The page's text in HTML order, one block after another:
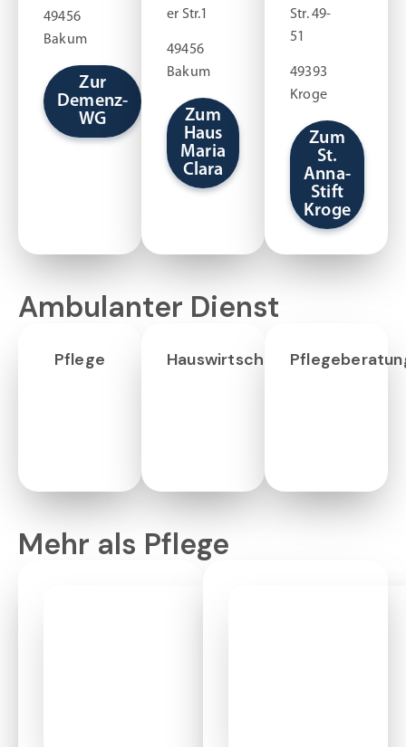
49456
Bakum
Zur
Demenz-
WG
er Str.1
49456
Bakum
Zum
Haus
Maria
Clara
Str. 49-
51
49393
Kroge
Zum
St.
Anna-
Stift
Kroge
Ambulanter Dienst
Pflege Hauswirtschaft/Betreuung
Mehr als Pflege